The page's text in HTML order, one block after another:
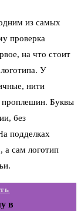
из самых
проверка
на что стоит
У
нити
проплешин. Буквы
без
подделках
а сам логотип
в